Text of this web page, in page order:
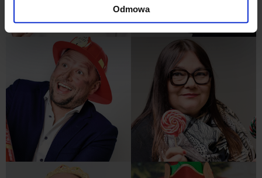
Odmowa